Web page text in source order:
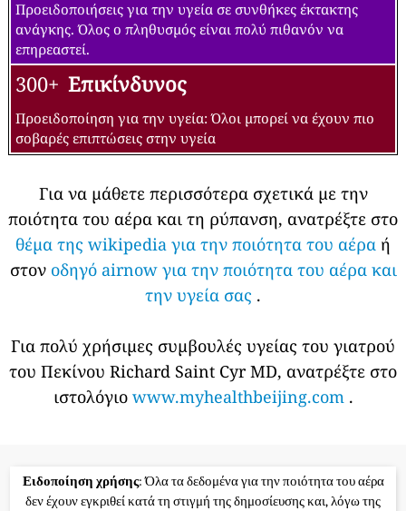
Προειδοποιήσεις για την υγεία σε συνθήκες έκτακτης
ανάγκης. Όλος ο πληθυσμός είναι πολύ πιθανόν να
επηρεαστεί.
300+ Επικίνδυνος
Προειδοποίηση για την υγεία: Όλοι μπορεί να έχουν πιο
σοβαρές επιπτώσεις στην υγεία
Για να μάθετε περισσότερα σχετικά με την
ποιότητα του αέρα και τη ρύπανση, ανατρέξτε στο
θέμα της wikipedia για την ποιότητα του αέρα ή
στον οδηγό airnow για την ποιότητα του αέρα και
την υγεία σας .
Για πολύ χρήσιμες συμβουλές υγείας του γιατρού
του Πεκίνου Richard Saint Cyr MD, ανατρέξτε στο
ιστολόγιο www.myhealthbeijing.com.
Ειδοποίηση χρήσης: Όλα τα δεδομένα για την ποιότητα του αέρα
δεν έχουν εγκριθεί κατά τη στιγμή της δημοσίευσης και, λόγω της